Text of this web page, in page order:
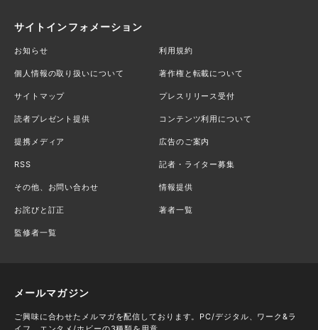
サイトインフォメーション
お知らせ 利用規約
個人情報の取り扱いについて 著作権と転載について
サイトマップ プレスリリース受付
読者プレゼント提供 コンテンツ利用について
提携メディア 広告のご案内
RSS 記者・ライター募集
その他、お問い合わせ 情報提供
お詫びと訂正 著者一覧
監修者一覧
メールマガジン
ご興味に合わせたメルマガを配信しております。PC/デジタル、ワーク&ラ